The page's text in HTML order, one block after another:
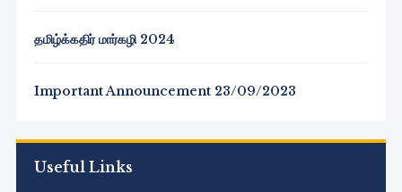
தமிழ்க்கதிர் மார்கழி 2024
Important Announcement 23/09/2023
Useful Links